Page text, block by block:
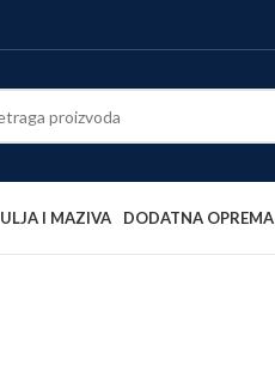
ULJA I MAZIVA DODATNA OPREMA